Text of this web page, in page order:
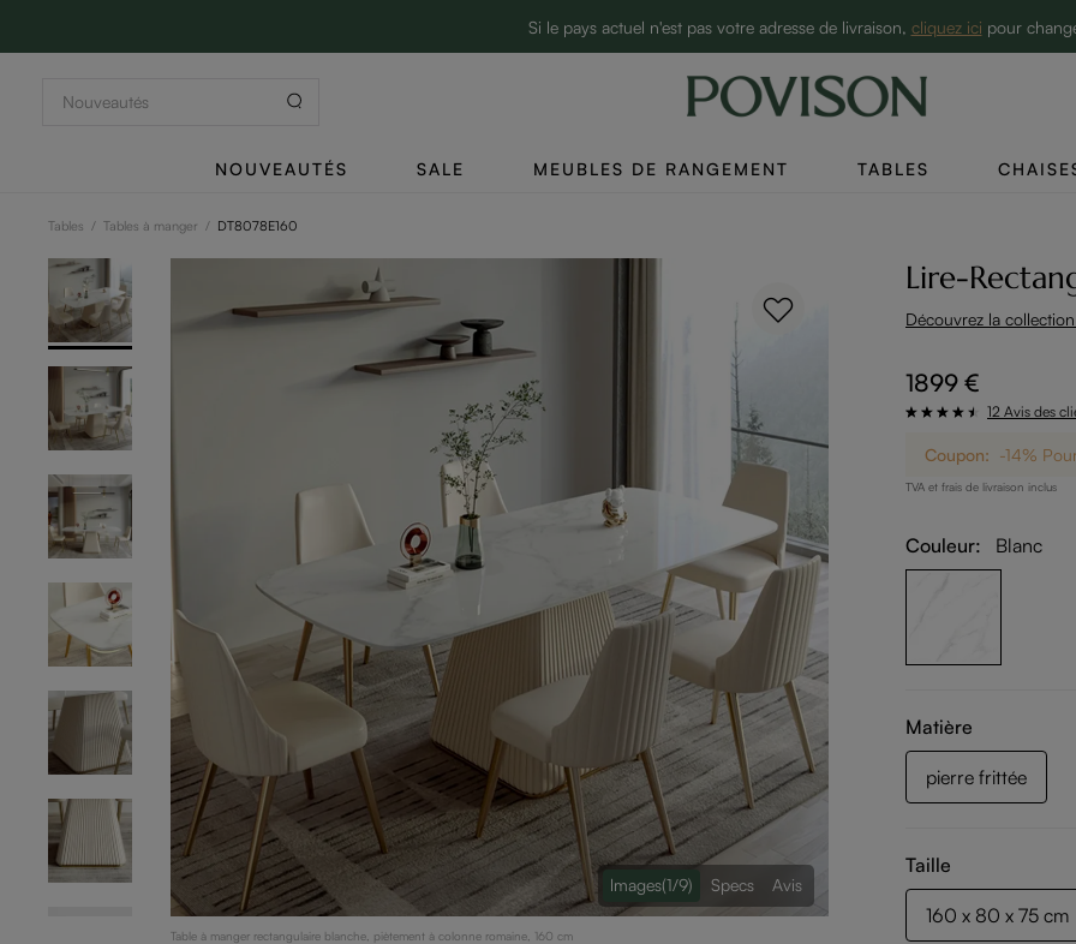
Si le pays actuel n'est pas votre adresse de livraison, cliquez ici pour
10% de réduction sur 2 articles→
NOUVEAUTÉS SALE MEUBLES DE RANGEMENT TABLES
Tables / Tables à manger / DT8078E160
Table à manger rectangulaire blanche, piètement à colonne romaine, 160 cm
lmages(1/9) Specs Avis
Découvrez la
1899 €
12 Avis des
Coupon: -14%
TVA et frais de livraison inclus
Couleur: Blanc
Matière
pierre frittée
Taille
160 x 80 x 75 cm